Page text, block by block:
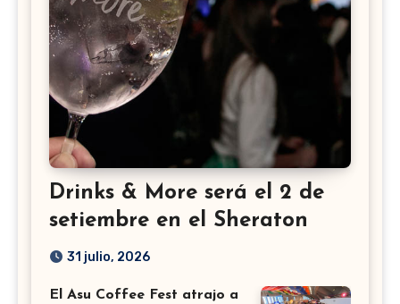
Drinks & More será el 2 de
setiembre en el Sheraton
31 julio, 2026
El Asu Coffee Fest atrajo a